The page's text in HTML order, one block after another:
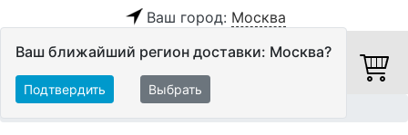
Ваш город: Москва
Ваш ближайший регион доставки: Москва?
Подтвердить Выбрать